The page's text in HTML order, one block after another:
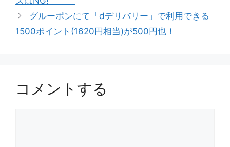
ー
グルーポンにて「dデリバリー」で利用できる
1500ポイント(1620円相当)が500円也！
コメントする